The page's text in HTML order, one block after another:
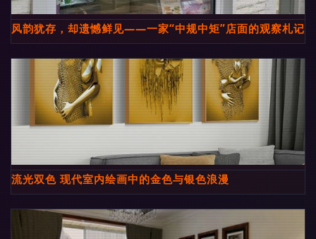
风韵犹存，却遗憾鲜见——一家“中规中矩”店面的观察札记
流光双色 现代室内绘画中的金色与银色浪漫